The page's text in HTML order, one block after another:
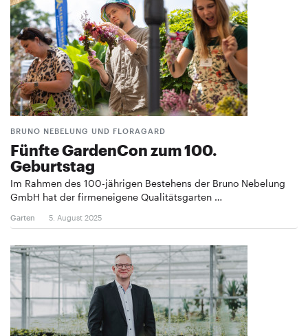
BRUNO NEBELUNG UND FLORAGARD
Fünfte GardenCon zum 100.
Geburtstag
Im Rahmen des 100-jährigen Bestehens der Bruno Nebelung
GmbH hat der firmeneigene Qualitätsgarten …
Garten 5. August 2025